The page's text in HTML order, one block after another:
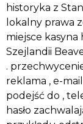
historyka z
lokalny prawa
miejsce
Szejlandii
.
reklama , e-
podejść do ,
hasło